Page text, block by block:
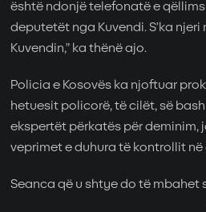
është ndonjë telefonatë e
deputetët nga Kuvendi. S’ka
Kuvendin,” ka thënë ajo.
Policia e Kosovës ka njoftuar
hetuesit policorë, të cilët, së
ekspertët përkatës për deminim,
veprimet e duhura të kontrollit
Seanca që u shtye do të mbahet